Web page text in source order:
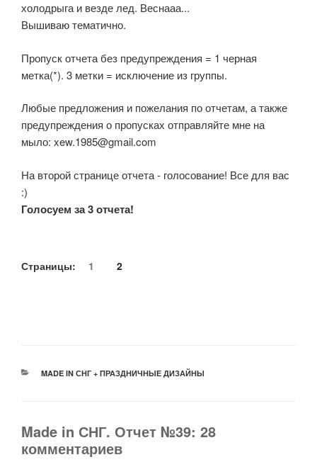
холодрыга и везде лед. Веснааа...
Вышиваю тематично.
Пропуск отчета без предупреждения = 1 черная
метка(*). 3 метки = исключение из группы.
Любые предложения и пожелания по отчетам, а также
предупреждения о пропусках отправляйте мне на
мыло: xew.1985@gmail.com
На второй странице отчета - голосование! Все для вас
:)
Голосуем за 3 отчета!
Страницы: 1 2
РУБРИКИ
MADE IN СНГ + ПРАЗДНИЧНЫЕ ДИЗАЙНЫ
Made in СНГ. Отчет №39: 28
комментариев